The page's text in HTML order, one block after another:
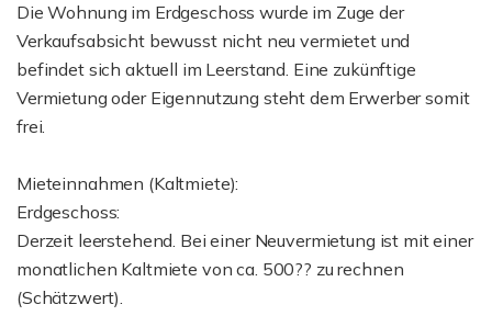
Die Wohnung im Erdgeschoss wurde im Zuge der
Verkaufsabsicht bewusst nicht neu vermietet und
befindet sich aktuell im Leerstand. Eine zukünftige
Vermietung oder Eigennutzung steht dem Erwerber somit
frei.
Mieteinnahmen (Kaltmiete):
Erdgeschoss:
Derzeit leerstehend. Bei einer Neuvermietung ist mit einer
monatlichen Kaltmiete von ca. 500?? zu rechnen
(Schätzwert).